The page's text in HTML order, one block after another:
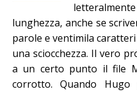
lunghezza, anche se
parole e ventimila
una sciocchezza. Il vero
a un certo punto il file
corrotto. Quando